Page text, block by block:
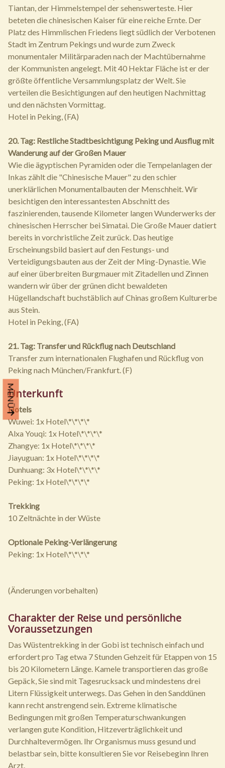
MENÜ
Tiantan, der Himmelstempel der sehenswerteste. Hier
beteten die chinesischen Kaiser für eine reiche Ernte. Der
Platz des Himmlischen Friedens liegt südlich der Verbotenen
Stadt im Zentrum Pekings und wurde zum Zweck
monumentaler Militärparaden nach der Machtübernahme
der Kommunisten angelegt. Mit 40 Hektar Fläche ist er der
größte öffentliche Versammlungsplatz der Welt. Sie
verteilen die Besichtigungen auf den heutigen Nachmittag
und den nächsten Vormittag.
Hotel in Peking, (FA)
20. Tag: Restliche Stadtbesichtigung Peking und Ausflug mit
Wanderung auf der Großen Mauer
Wie die ägyptischen Pyramiden oder die Tempelanlagen der
Inkas zählt die "Chinesische Mauer" zu den schier
unerklärlichen Monumentalbauten der Menschheit. Wir
besichtigen den interessantesten Abschnitt des
faszinierenden, tausende Kilometer langen Wunderwerks der
chinesischen Herrscher bei Simatai. Die Große Mauer datiert
bereits in vorchristliche Zeit zurück. Das heutige
Erscheinungsbild basiert auf den Festungs- und
Verteidigungsbauten aus der Zeit der Ming-Dynastie. Wie
auf einer überbreiten Burgmauer mit Zitadellen und Zinnen
wandern wir über der grünen dicht bewaldeten
Hügellandschaft buchstäblich auf Chinas großem Kulturerbe
aus Stein.
Hotel in Peking, (FA)
21. Tag: Transfer und Rückflug nach Deutschland
Transfer zum internationalen Flughafen und Rückflug von
Peking nach München/Frankfurt. (F)
Unterkunft
Hotels
Wuwei: 1x Hotel\*\*\*\*
Alxa Youqi: 1x Hotel\*\*\*\*
Zhangye: 1x Hotel\*\*\*\*
Jiayuguan: 1x Hotel\*\*\*\*
Dunhuang: 3x Hotel\*\*\*\*
Peking: 1x Hotel\*\*\*\*
Trekking
10 Zeltnächte in der Wüste
Optionale Peking-Verlängerung
Peking: 1x Hotel\*\*\*\*
(Änderungen vorbehalten)
Charakter der Reise und persönliche
Voraussetzungen
Das Wüstentrekking in der Gobi ist technisch einfach und
erfordert pro Tag etwa 7 Stunden Gehzeit für Etappen von 15
bis 20 Kilometern Länge. Kamele transportieren das große
Gepäck, Sie sind mit Tagesrucksack und mindestens drei
Litern Flüssigkeit unterwegs. Das Gehen in den Sanddünen
kann recht anstrengend sein. Extreme klimatische
Bedingungen mit großen Temperaturschwankungen
verlangen gute Kondition, Hitzeverträglichkeit und
Durchhaltevermögen. Ihr Organismus muss gesund und
belastbar sein, bitte konsultieren Sie vor Reisebeginn Ihren
Arzt.